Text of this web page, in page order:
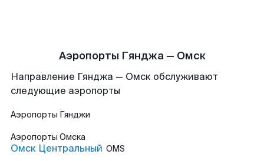
Аэропорты Гянджа — Омск
Направление Гянджа — Омск обслуживают
следующие аэропорты
Аэропорты Гянджи
Аэропорты Омска
Омск Центральный OMS